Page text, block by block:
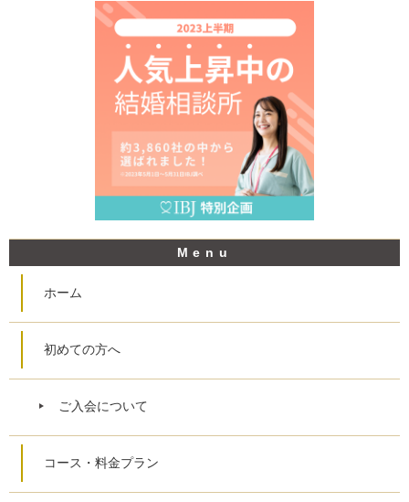
ホーム
初めての方へ
ご入会について
コース・料金プラン